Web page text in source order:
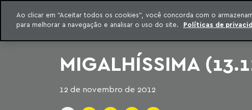
para o conteúdo
Machado Meyer
INTELIGÊNCIA JURÍDICA
CONTEÚDO EXCLUSIVO MACHADO MEYER ADVOGADOS
MIGALHÍSSIMA
12 de novembro de 2012
Ao clicar em “Aceitar todos os cookies”, você concorda com o
para melhorar a navegação e analisar o uso do site.
Políticas de